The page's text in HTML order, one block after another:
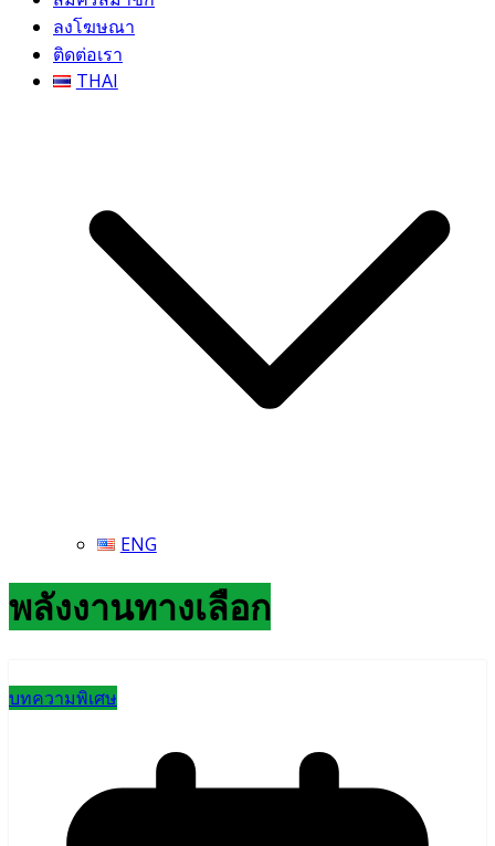
ลงโฆษณา
ติดต่อเรา
THAI
ENG
พลังงานทางเลือก
บทความพิเศษ